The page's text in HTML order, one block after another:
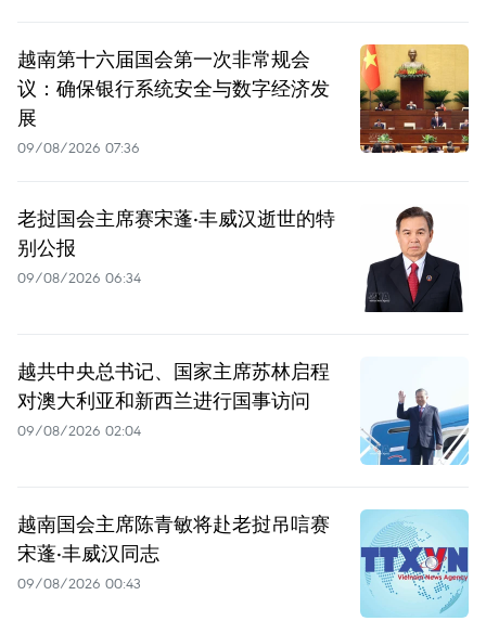
越南第十六届国会第一次非常规会
议：确保银行系统安全与数字经济发
展
09/08/2026 07:36
老挝国会主席赛宋蓬·丰威汉逝世的特
别公报
09/08/2026 06:34
越共中央总书记、国家主席苏林启程
对澳大利亚和新西兰进行国事访问
09/08/2026 02:04
越南国会主席陈青敏将赴老挝吊唁赛
宋蓬·丰威汉同志
09/08/2026 00:43